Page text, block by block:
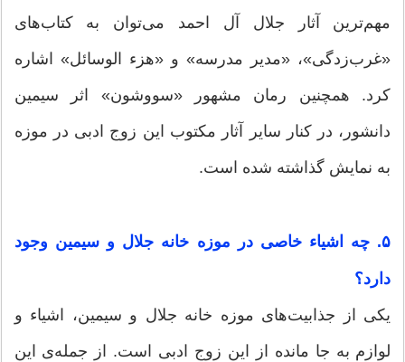
مهم‌ترین آثار جلال آل احمد می‌توان به کتاب‌های
«غرب‌زدگی»، «مدیر مدرسه» و «هزء الوسائل» اشاره
کرد. همچنین رمان مشهور «سووشون» اثر سیمین
دانشور، در کنار سایر آثار مکتوب این زوج ادبی در موزه
به نمایش گذاشته شده است.
۵. چه اشیاء خاصی در موزه خانه جلال و سیمین وجود
دارد؟
یکی از جذابیت‌های موزه خانه جلال و سیمین، اشیاء و
لوازم به جا مانده از این زوج ادبی است. از جمله‌ی این